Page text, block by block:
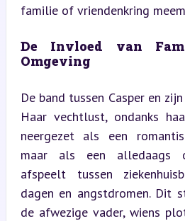
familie of vriendenkring
De Invloed van
Omgeving
De band tussen Casper en
Haar vechtlust, ondanks
neergezet als een
maar als een alledaags
afspeelt tussen
dagen en angstdromen. Dit
de afwezige vader, wiens